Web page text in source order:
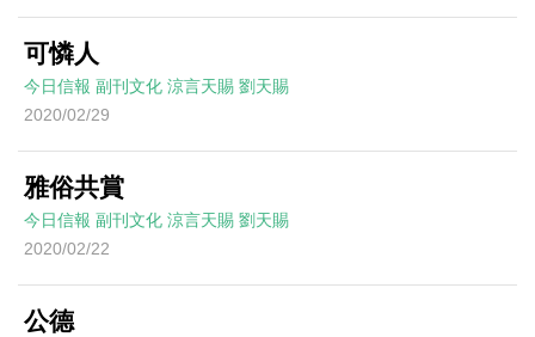
可憐人
今日信報 副刊文化 涼言天賜 劉天賜
2020/02/29
雅俗共賞
今日信報 副刊文化 涼言天賜 劉天賜
2020/02/22
公德